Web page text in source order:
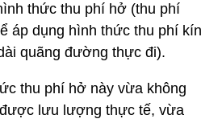
thức thu phí hở (thu phí
áp dụng hình thức thu phí kín
quãng đường thực đi).
thu phí hở này vừa không
lưu lượng thực tế, vừa